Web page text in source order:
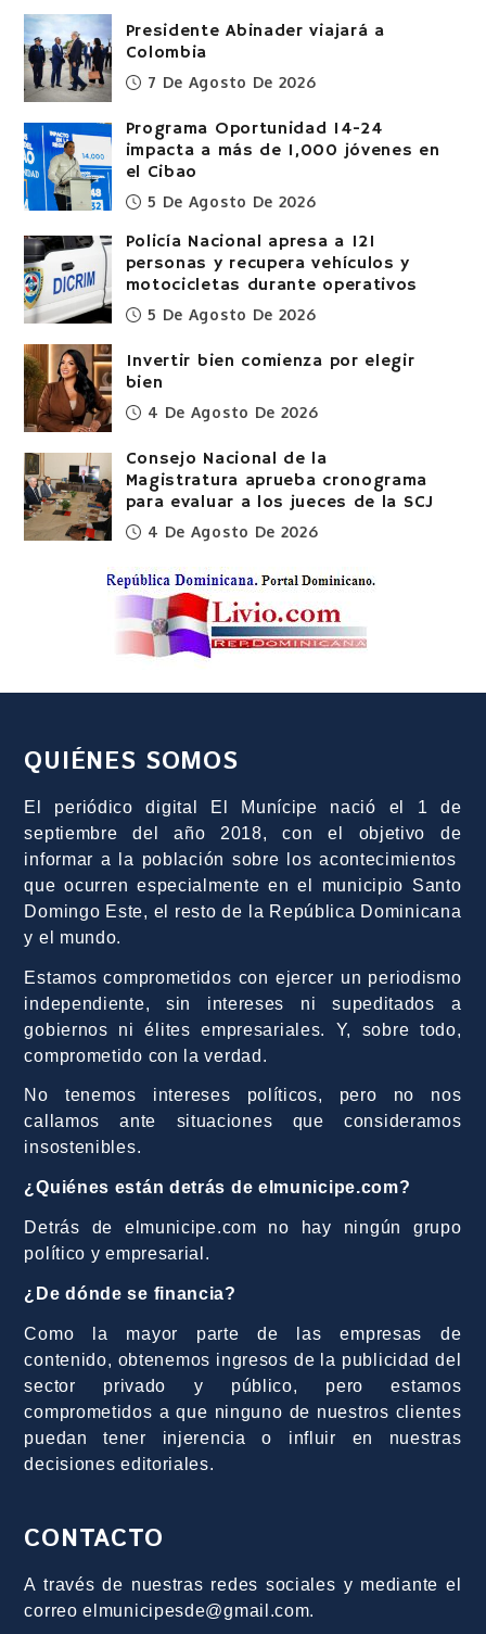
Presidente Abinader viajará a
Colombia
7 De Agosto De 2026
Programa Oportunidad 14-24
impacta a más de 1,000 jóvenes en
el Cibao
5 De Agosto De 2026
Policía Nacional apresa a 121
personas y recupera vehículos y
motocicletas durante operativos
5 De Agosto De 2026
Invertir bien comienza por elegir
bien
4 De Agosto De 2026
Consejo Nacional de la
Magistratura aprueba cronograma
para evaluar a los jueces de la SCJ
4 De Agosto De 2026
QUIÉNES SOMOS
El periódico digital El Munícipe nació el 1 de
septiembre del año 2018, con el objetivo de
informar a la población sobre los acontecimientos
que ocurren especialmente en el municipio Santo
Domingo Este, el resto de la República Dominicana
y el mundo.
Estamos comprometidos con ejercer un periodismo
independiente, sin intereses ni supeditados a
gobiernos ni élites empresariales. Y, sobre todo,
comprometido con la verdad.
No tenemos intereses políticos, pero no nos
callamos ante situaciones que consideramos
insostenibles.
¿Quiénes están detrás de elmunicipe.com?
Detrás de elmunicipe.com no hay ningún grupo
político y empresarial.
¿De dónde se financia?
Como la mayor parte de las empresas de
contenido, obtenemos ingresos de la publicidad del
sector privado y público, pero estamos
comprometidos a que ninguno de nuestros clientes
puedan tener injerencia o influir en nuestras
decisiones editoriales.
CONTACTO
A través de nuestras redes sociales y mediante el
correo elmunicipesde@gmail.com.